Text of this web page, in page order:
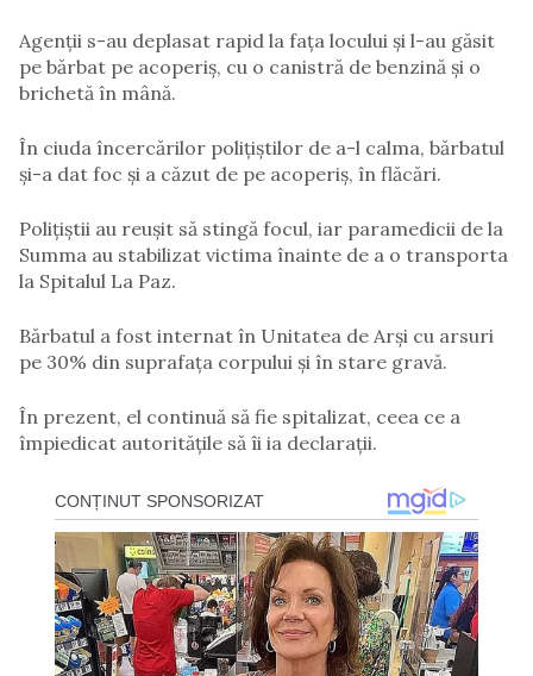
Agenții s-au deplasat rapid la fața locului și l-au găsit
pe bărbat pe acoperiș, cu o canistră de benzină și o
brichetă în mână.
În ciuda încercărilor polițiștilor de a-l calma, bărbatul
și-a dat foc și a căzut de pe acoperiș, în flăcări.
Polițiștii au reușit să stingă focul, iar paramedicii de la
Summa au stabilizat victima înainte de a o transporta
la Spitalul La Paz.
Bărbatul a fost internat în Unitatea de Arși cu arsuri
pe 30% din suprafața corpului și în stare gravă.
În prezent, el continuă să fie spitalizat, ceea ce a
împiedicat autoritățile să îi ia declarații.